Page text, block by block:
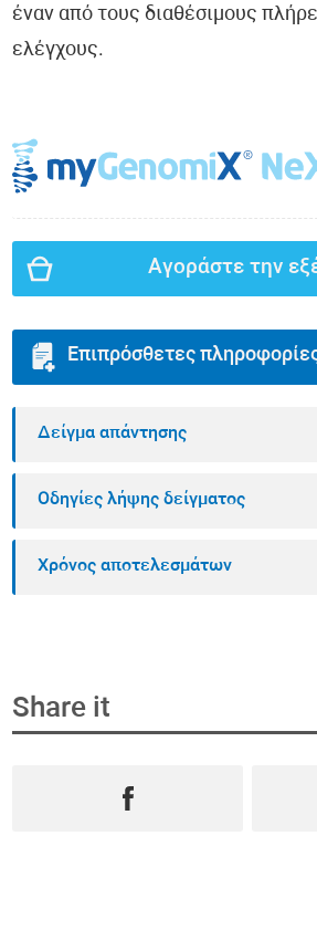
έναν από τους διαθέσιμους
ελέγχους.
Αγοράστε την
Επιπρόσθετες
Δείγμα απάντησης
Οδηγίες λήψης δείγματος
Χρόνος αποτελεσμάτων
Share it